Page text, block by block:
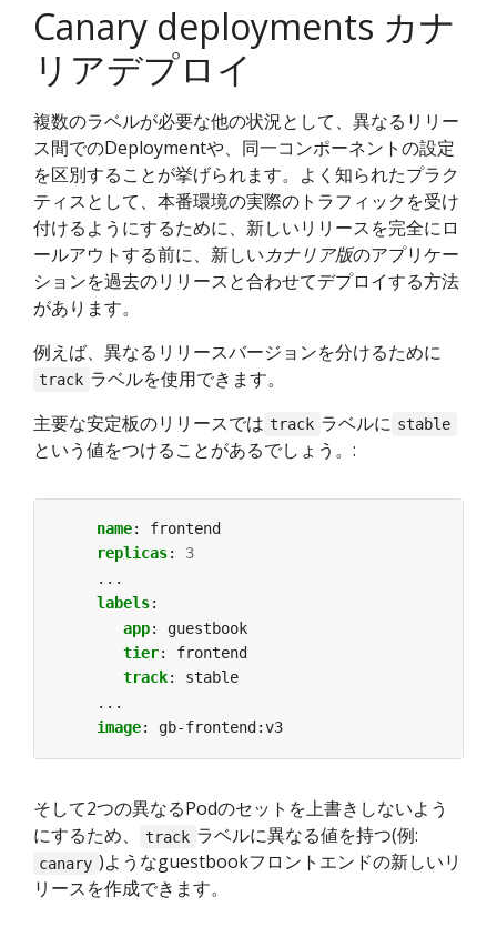
Canary deployments カナ
リアデプロイ
複数のラベルが必要な他の状況として、異なるリリー
ス間でのDeploymentや、同一コンポーネントの設定
を区別することが挙げられます。よく知られたプラク
ティスとして、本番環境の実際のトラフィックを受け
付けるようにするために、新しいリリースを完全にロ
ールアウトする前に、新しいカナリア版のアプリケー
ションを過去のリリースと合わせてデプロイする方法
があります。
例えば、異なるリリースバージョンを分けるために
track ラベルを使用できます。
主要な安定板のリリースでは track ラベルに stable
という値をつけることがあるでしょう。:
name:
frontend
replicas:
3
...
labels:
app:
guestbook
tier:
frontend
track:
stable
...
image: gb-frontend:v3
そして2つの異なるPodのセットを上書きしないよう
にするため、
track ラベルに異なる値を持つ(例:
canary )ようなguestbookフロントエンドの新しいリ
リースを作成できます。